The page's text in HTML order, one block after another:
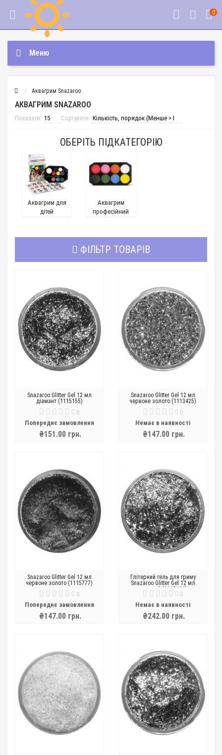
0
Меню
Аквагрим Snazaroo
АКВАГРИМ SNAZAROO
Показати: Сортувати:
ОБЕРІТЬ ПІДКАТЕГОРІЮ
Аквагрим для
дітей
Аквагрим
професійний
ФІЛЬТР ТОВАРІВ
Snazaroo Glitter Gel 12 мл
діамант (1115155)
0
Попереднє замовлення
₴151.00 грн.
Snazaroo Glitter Gel 12 мл
червоне золото (1113425)
0
Немає в наявності
₴147.00 грн.
Snazaroo Glitter Gel 12 мл
червоне золото (1115777)
0
Попереднє замовлення
₴147.00 грн.
Глітерний гель для гриму
Snazaroo Glitter Gel 12 мл
зелений (1115444)
0
Немає в наявності
₴242.00 грн.